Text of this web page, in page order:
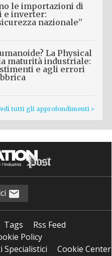
le importazioni di
e inverter:
nazionale”
La Physical
maturità industriale:
e agli errori
tutti gli approfondimenti >
Tags
Rss Feed
Policy
Cookie Center